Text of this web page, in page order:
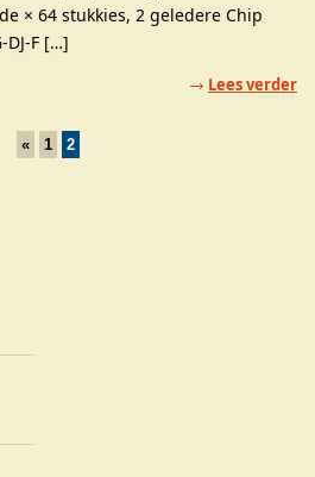
× 64 stukkies, 2 geledere Chip
DJ-F […]
Lees verder
« 1 2